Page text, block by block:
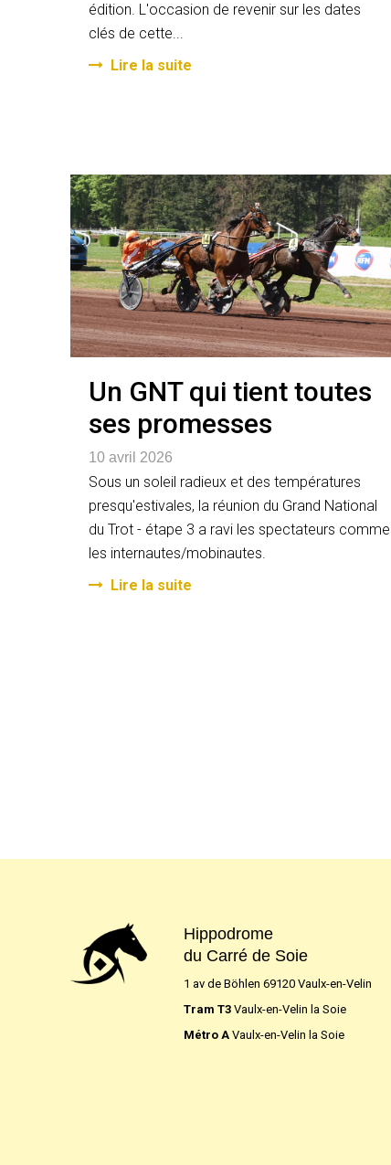
édition. L'occasion de revenir sur les dates
clés de cette...
Lire la suite
Un GNT qui tient toutes
ses promesses
10 avril 2026
Sous un soleil radieux et des températures
presqu'estivales, la réunion du Grand National
du Trot - étape 3 a ravi les spectateurs comme
les internautes/mobinautes.
Lire la suite
Hippodrome
du Carré de Soie
1 av de Böhlen 69120 Vaulx-en-Velin
Tram T3 Vaulx-en-Velin la Soie
Métro A Vaulx-en-Velin la Soie